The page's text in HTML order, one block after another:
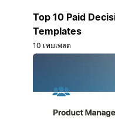
Top 10 Paid
Templates
10 เทมเพลต